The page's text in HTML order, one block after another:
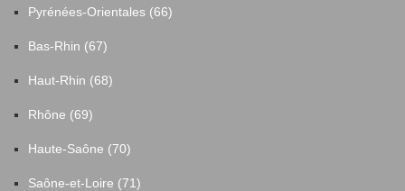
Pyrénées-Orientales (66)
Bas-Rhin (67)
Haut-Rhin (68)
Rhône (69)
Haute-Saône (70)
Saône-et-Loire (71)